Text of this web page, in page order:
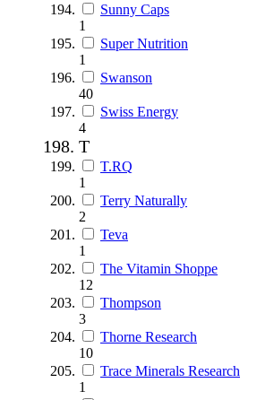
Sunny Caps
1
Super Nutrition
1
Swanson
40
Swiss Energy
4
T
T.RQ
1
Terry Naturally
2
Teva
1
The Vitamin Shoppe
12
Thompson
3
Thorne Research
10
Trace Minerals Research
1